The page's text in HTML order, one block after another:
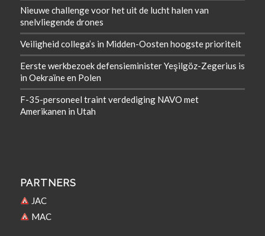
Nieuwe challenge voor het uit de lucht halen van
snelvliegende drones
Veiligheid collega’s in Midden-Oosten hoogste prioriteit
Eerste werkbezoek defensieminister Yeşilgöz-Zegerius is
in Oekraïne en Polen
F-35-personeel traint verdediging NAVO met
Amerikanen in Utah
PARTNERS
JAC
MAC